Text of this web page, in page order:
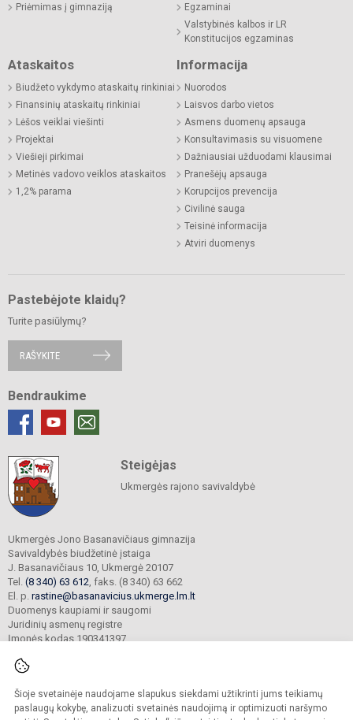
Šioje svetainėje naudojame slapukus siekdami užtikrinti jums teikiamų
paslaugų kokybę, analizuoti svetainės naudojimą ir optimizuoti naršymo
Priėmimas į gimnaziją
Egzaminai
Valstybinės kalbos ir LR
Konstitucijos egzaminas
Ataskaitos
Biudžeto vykdymo ataskaitų rinkiniai
Finansinių ataskaitų rinkiniai
Lėšos veiklai viešinti
Projektai
Viešieji pirkimai
Metinės vadovo veiklos ataskaitos
1,2% parama
Informacija
Nuorodos
Laisvos darbo vietos
Asmens duomenų apsauga
Konsultavimasis su visuomene
Dažniausiai užduodami klausimai
Pranešėjų apsauga
Korupcijos prevencija
Civilinė sauga
Teisinė informacija
Atviri duomenys
Pastebėjote klaidų?
Turite pasiūlymų?
RAŠYKITE
Bendraukime
Steigėjas
Ukmergės rajono savivaldybė
Ukmergės Jono Basanavičiaus gimnazija
Savivaldybės biudžetinė įstaiga
J. Basanavičiaus 10, Ukmergė 20107
Tel. (8 340) 63 612 , faks. (8 340) 63 662
El. p. rastine@basanavicius.ukmerge.lm.lt
Duomenys kaupiami ir saugomi
Juridinių asmenų registre
Įmonės kodas 190341397
© 2023. Ukmergės Jono Basanavičiaus gimnazija. Visos teisės saugomos.
Kopijuoti turinį be raštiško gimnazijos sutikimo griežtai draudžiama.